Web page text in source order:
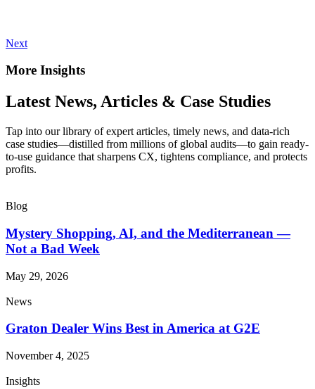
Next
More Insights
Latest News, Articles & Case Studies
Tap into our library of expert articles, timely news, and data-rich
case studies—distilled from millions of global audits—to gain ready-
to-use guidance that sharpens CX, tightens compliance, and protects
profits.
Blog
Mystery Shopping, AI, and the Mediterranean —
Not a Bad Week
May 29, 2026
News
Graton Dealer Wins Best in America at G2E
November 4, 2025
Insights